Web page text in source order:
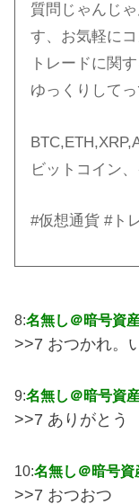
質問じゃんじ
す、お気軽に
トレードに関
ゆっくりしてっ
ビットコイン
#仮想通貨 #ト
8:名無し＠暗号資
>>7 おつかれ。
9:名無し＠暗号資
>>7 ありがとう
10:名無し＠暗号資
>>7 おつおつ